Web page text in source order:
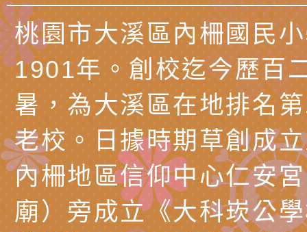
其合輯一覽表1份（
https://reurl.cc/
「115學年度體育班
明會」
函轉有關司法院辦理
制度宣導活動
財團法人人本教育文
擬舉辦『教出會思考
孩-2026森林小學巡
向AI對親子關係的挑
桃園市八德區大成國
辦「桃園市115學年
藝術才能音樂班鑑定
長說明會
有關本局製作本市「
站學生心理關懷平臺
桃園市平鎮區忠貞國
辦「桃園市115學年
藝術才能國樂班鑑定
轉知國立高雄師範大
「2026全國特殊教
函轉內政部檢送修正
桃園市大溪區內柵國民
1901年。創校迄今歷百
暑，為大溪區在地排名
老校。日據時期草創成
內柵地區信仰中心仁安
廟）旁成立《大科崁公